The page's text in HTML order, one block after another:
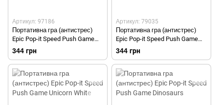
Артикул: 97186
Портативна гра (антистрес)
Epic Pop-it Speed Push Game
Cute frog Green
344 грн
Артикул: 79035
Портативна гра (антистрес)
Epic Pop-it Speed Push Game
Cute frog Pink
344 грн